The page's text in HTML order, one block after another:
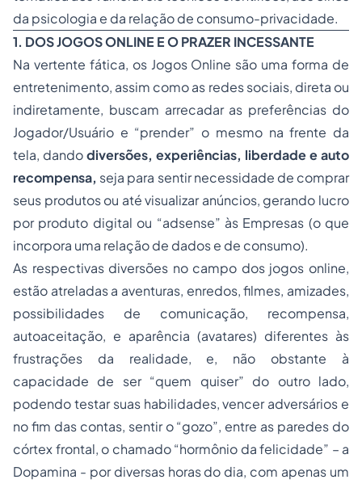
da psicologia e da relação de consumo-privacidade.
1. DOS JOGOS ONLINE E O PRAZER INCESSANTE
Na vertente fática, os Jogos Online são uma forma de
entretenimento, assim como as redes sociais, direta ou
indiretamente, buscam arrecadar as preferências do
Jogador/Usuário e “prender” o mesmo na frente da
tela, dandodiversões, experiências, liberdade e auto
recompensa, seja para sentir necessidade de comprar
seus produtos ou até visualizar anúncios, gerando lucro
por produto digital ou “adsense” às Empresas (o que
incorpora uma relação de dados e de consumo).
As respectivas diversões no campo dos jogos online,
estão atreladas a aventuras, enredos, filmes, amizades,
possibilidades de comunicação, recompensa,
autoaceitação, e aparência (avatares) diferentes às
frustrações da realidade, e, não obstante à
capacidade de ser “quem quiser” do outro lado,
podendo testar suas habilidades, vencer adversários e
no fim das contas, sentir o “gozo”, entre as paredes do
córtex frontal, o chamado “hormônio da felicidade” – a
Dopamina - por diversas horas do dia, com apenas um